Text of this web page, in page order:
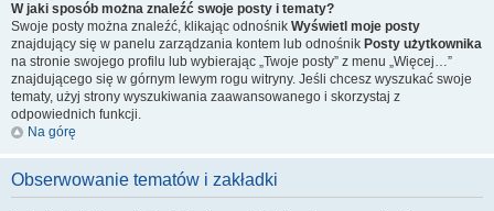
W jaki sposób można znaleźć swoje posty i tematy?
Swoje posty można znaleźć, klikając odnośnik Wyświetl moje posty
znajdujący się w panelu zarządzania kontem lub odnośnik Posty użytkownika
na stronie swojego profilu lub wybierając „Twoje posty” z menu „Więcej…”
znajdującego się w górnym lewym rogu witryny. Jeśli chcesz wyszukać swoje
tematy, użyj strony wyszukiwania zaawansowanego i skorzystaj z
odpowiednich funkcji.
Na górę
Obserwowanie tematów i zakładki